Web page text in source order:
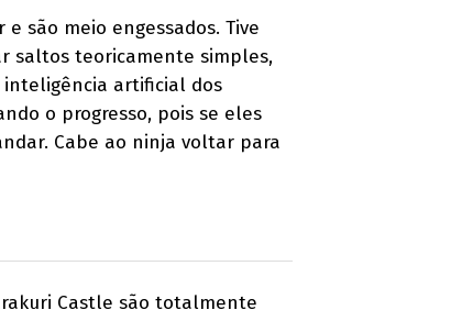
são meio engessados. Tive
saltos teoricamente simples,
inteligência artificial dos
o progresso, pois se eles
Cabe ao ninja voltar para
Castle são totalmente